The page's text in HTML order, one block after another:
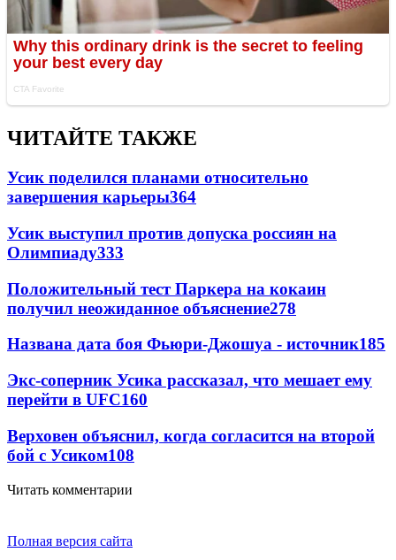
ЧИТАЙТЕ ТАКЖЕ
Усик поделился планами относительно
завершения карьеры364
Усик выступил против допуска россиян на
Олимпиаду333
Положительный тест Паркера на кокаин
получил неожиданное объяснение278
Названа дата боя Фьюри-Джошуа - источник185
Экс-соперник Усика рассказал, что мешает ему
перейти в UFC160
Верховен объяснил, когда согласится на второй
бой с Усиком108
Читать комментарии
Полная версия сайта